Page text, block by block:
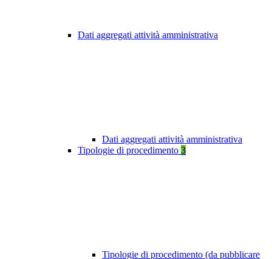
Dati aggregati attività amministrativa
Dati aggregati attività amministrativa
Tipologie di procedimento 3
Tipologie di procedimento (da pubblicare